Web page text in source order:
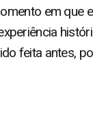
em que
feita antes,